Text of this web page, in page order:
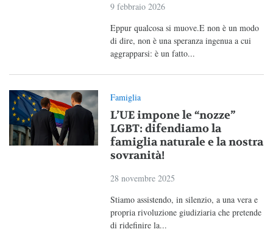
9 febbraio 2026
Eppur qualcosa si muove.E non è un modo
di dire, non è una speranza ingenua a cui
aggrapparsi: è un fatto...
Famiglia
L’UE impone le “nozze”
LGBT: difendiamo la
famiglia naturale e la nostra
sovranità!
28 novembre 2025
Stiamo assistendo, in silenzio, a una vera e
propria rivoluzione giudiziaria che pretende
di ridefinire la...